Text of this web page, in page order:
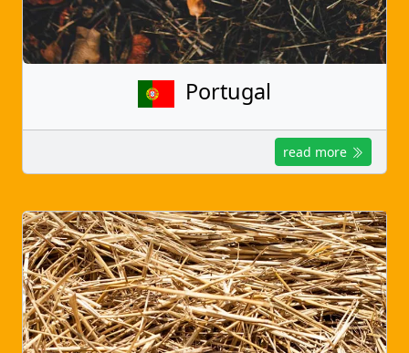
Portugal
read more